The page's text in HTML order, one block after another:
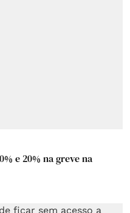
e 20% na greve na